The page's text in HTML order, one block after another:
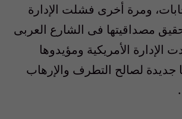
ومرة أخرى فشلت الإدارة
مصداقيتها فى الشارع العربى
الأمريكية ومؤيدوها
جديدة لصالح التطرف والإرهاب